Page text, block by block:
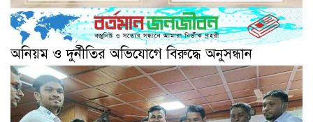
অনিয়ম ও দুর্নীতির অভিযোগে বিরুদ্ধে অনুসন্ধান